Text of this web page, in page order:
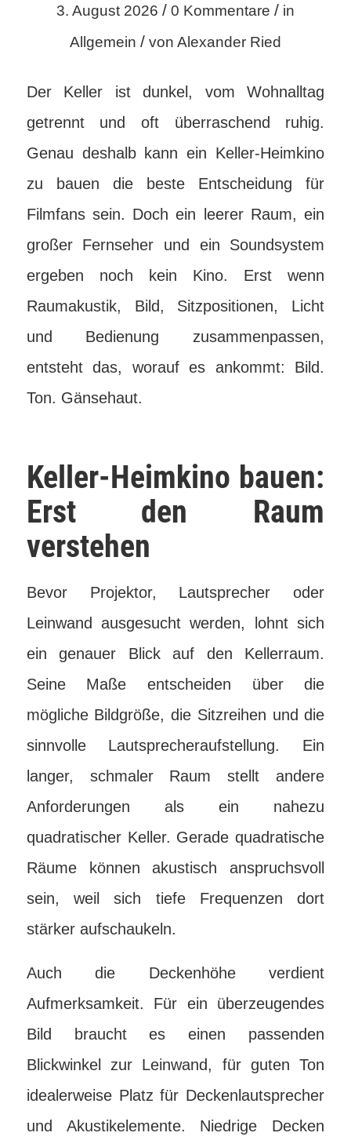
3. August 2026 / 0 Kommentare / in
Allgemein / von Alexander Ried
Der Keller ist dunkel, vom Wohnalltag
getrennt und oft überraschend ruhig.
Genau deshalb kann ein Keller-Heimkino
zu bauen die beste Entscheidung für
Filmfans sein. Doch ein leerer Raum, ein
großer Fernseher und ein Soundsystem
ergeben noch kein Kino. Erst wenn
Raumakustik, Bild, Sitzpositionen, Licht
und Bedienung zusammenpassen,
entsteht das, worauf es ankommt: Bild.
Ton. Gänsehaut.
Keller-Heimkino bauen:
Erst den Raum
verstehen
Bevor Projektor, Lautsprecher oder
Leinwand ausgesucht werden, lohnt sich
ein genauer Blick auf den Kellerraum.
Seine Maße entscheiden über die
mögliche Bildgröße, die Sitzreihen und die
sinnvolle Lautsprecheraufstellung. Ein
langer, schmaler Raum stellt andere
Anforderungen als ein nahezu
quadratischer Keller. Gerade quadratische
Räume können akustisch anspruchsvoll
sein, weil sich tiefe Frequenzen dort
stärker aufschaukeln.
Auch die Deckenhöhe verdient
Aufmerksamkeit. Für ein überzeugendes
Bild braucht es einen passenden
Blickwinkel zur Leinwand, für guten Ton
idealerweise Platz für Deckenlautsprecher
und Akustikelemente. Niedrige Decken